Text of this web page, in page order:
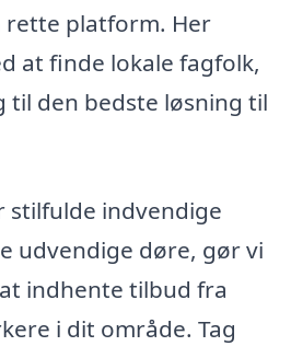
rette platform. Her
at finde lokale fagfolk,
til den bedste løsning til
stilfulde indvendige
udvendige døre, gør vi
indhente tilbud fra
i dit område. Tag